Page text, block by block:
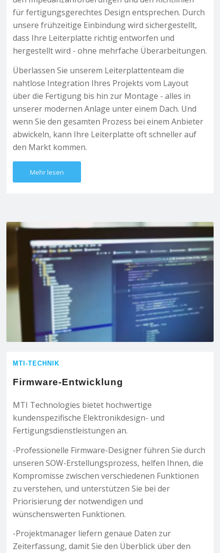
für fertigungsgerechtes Design entsprechen. Durch
unsere frühzeitige Einbindung wird sichergestellt,
dass Ihre Leiterplatte richtig entworfen und
hergestellt wird - ohne mehrfache Überarbeitungen.
Überlassen Sie unserem Leiterplattenteam die
nahtlose Integration Ihres Projekts vom Layout
über die Fertigung bis hin zur Montage - alles in
unserer modernen Anlage unter einem Dach. Und
wenn Sie den gesamten Prozess bei einem Anbieter
abwickeln, kann Ihre Leiterplatte oft schneller auf
den Markt kommen.
Mehr lesen
MTI-TECHNIK
Firmware-Entwicklung
MTI Technologies bietet hochwertige
kundenspezifische Elektronikdesign- und
Fertigungsdienstleistungen an.
-Professionelle Firmware-Designer führen Sie durch
unseren SOW-Erstellungsprozess, helfen Ihnen, die
Kompromisse zwischen verschiedenen Funktionen
zu verstehen, und unterstützen Sie bei der
Priorisierung der notwendigen und
wünschenswerten Funktionen.
-Projektmanager liefern genaue Daten zur
Zeiterfassung, damit Sie den Überblick über den